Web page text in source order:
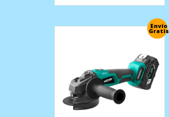
Envío
Gratis